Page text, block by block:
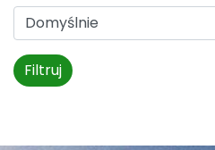
Filtruj